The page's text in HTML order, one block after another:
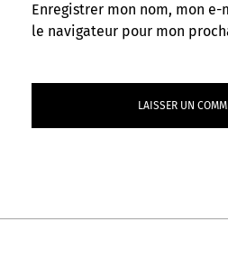
Enregistrer mon nom, mon
le navigateur pour mon